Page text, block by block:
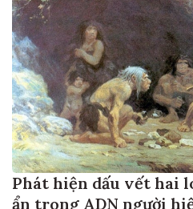
Phát hiện dấu vết hai
ẩn trong ADN người